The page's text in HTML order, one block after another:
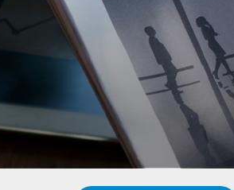
荣誉资质
公司介绍
铝艺车库门
银行专用卷帘
门
工业推拉门
卷帘式车库门